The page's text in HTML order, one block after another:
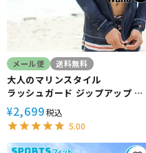
メール便 送料無料
大人のマリンスタイル
ラッシュガード ジップアップ メ
ンズ HeleiWaho ヘレイワホ 長
袖 UPF50+ で UVカット 大きい
サイズ で 体型カバー
¥2,699税込
5.00